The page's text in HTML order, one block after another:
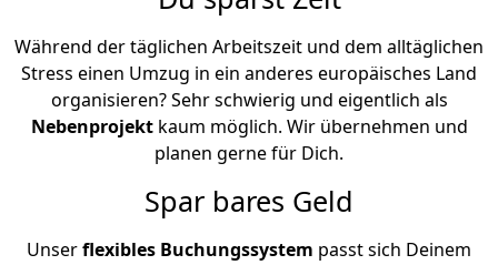
Während der täglichen Arbeitszeit und dem alltäglichen
Stress einen Umzug in ein anderes europäisches Land
organisieren? Sehr schwierig und eigentlich als
Nebenprojekt kaum möglich. Wir übernehmen und
planen gerne für Dich.
Spar bares Geld
Unserflexibles Buchungssystem passt sich Deinem